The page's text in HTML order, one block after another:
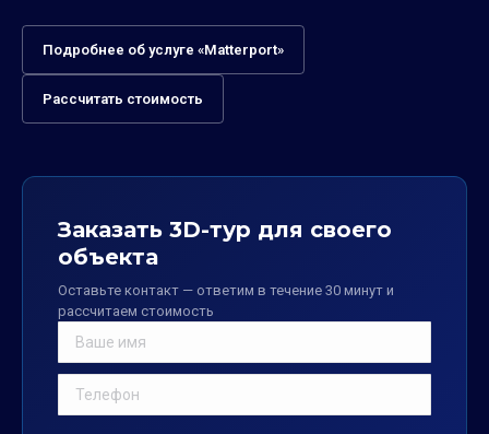
Подробнее об услуге «Matterport»
Рассчитать стоимость
Заказать 3D-тур для своего
объекта
Оставьте контакт — ответим в течение 30 минут и
рассчитаем стоимость